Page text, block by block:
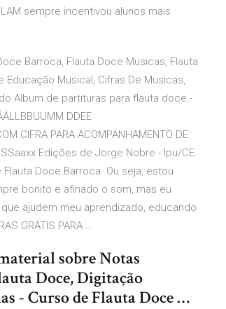
sempre incentivou alunos mais
Barroca, Flauta Doce Musicas, Flauta
Educação Musical, Cifras De Musicas,
Album de partituras para flauta doce -
DDEE
CIFRA PARA ACOMPANHAMENTO DE
Edições de Jorge Nobre - Ipu/CE.
Doce Barroca. Ou seja, estou
bonito e afinado o som, mas eu
ajudem meu aprendizado, educando
GRÁTIS PARA …
sobre Notas
Doce, Digitação
- Curso de Flauta Doce …